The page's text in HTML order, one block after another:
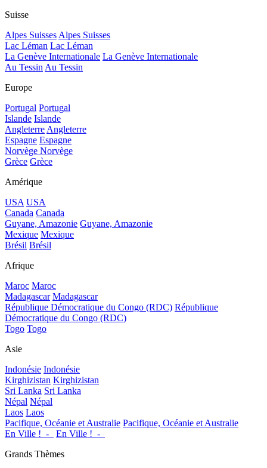
Suisse
Alpes Suisses Alpes Suisses
Lac Léman Lac Léman
La Genève Internationale La Genève Internationale
Au Tessin Au Tessin
Europe
Portugal Portugal
Islande Islande
Angleterre Angleterre
Espagne Espagne
Norvège Norvège
Grèce Grèce
Amérique
USA USA
Canada Canada
Guyane, Amazonie Guyane, Amazonie
Mexique Mexique
Brésil Brésil
Afrique
Maroc Maroc
Madagascar Madagascar
République Démocratique du Congo (RDC) République
Démocratique du Congo (RDC)
Togo Togo
Asie
Indonésie Indonésie
Kirghizistan Kirghizistan
Sri Lanka Sri Lanka
Népal Népal
Laos Laos
Pacifique, Océanie et Australie Pacifique, Océanie et Australie
En Ville !_-_
En Ville !_-_
Grands Thèmes